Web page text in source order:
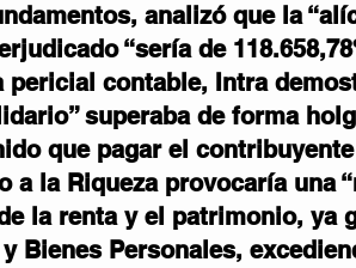
analizó que la
“sería de
pericial contable, Intra
superaba de forma
que pagar el
a la Riqueza provocaría una
la renta y el patrimonio, ya
Bienes Personales,